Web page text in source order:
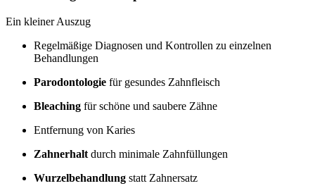
Ein kleiner Auszug
Regelmäßige Diagnosen und Kontrollen zu einzelnen
Behandlungen
Parodontologie für gesundes Zahnfleisch
Bleaching für schöne und saubere Zähne
Entfernung von Karies
Zahnerhalt durch minimale Zahnfüllungen
Wurzelbehandlung statt Zahnersatz